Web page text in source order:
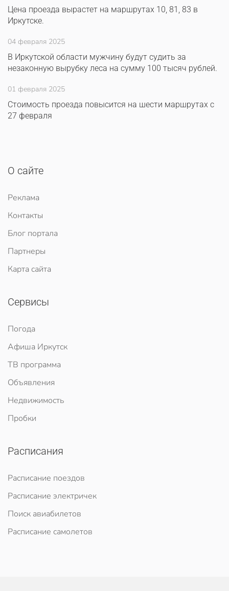
Цена проезда вырастет на маршрутах 10, 81, 83 в
Иркутске.
04 февраля 2025
В Иркутской области мужчину будут судить за
незаконную вырубку леса на сумму 100 тысяч рублей.
01 февраля 2025
Стоимость проезда повысится на шести маршрутах с
27 февраля
О сайте
Реклама
Контакты
Блог портала
Партнеры
Карта сайта
Сервисы
Погода
Афиша Иркутск
ТВ программа
Объявления
Недвижимость
Пробки
Расписания
Расписание поездов
Расписание электричек
Поиск авиабилетов
Расписание самолетов